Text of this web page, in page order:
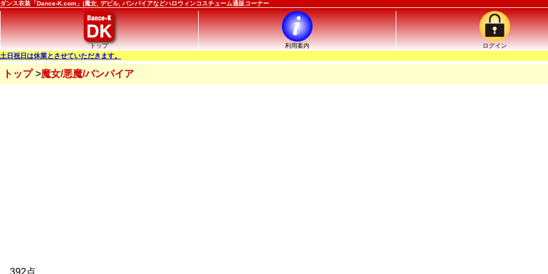
ダンス衣装「Dance-K.com」|魔女, デビル, バンパイアなどハロウィンコスチューム通販コーナー
トップ 利用案内 ログイン
土日祝日は休業とさせていただきます。
トップ 魔女/悪魔/バンパイア
392点